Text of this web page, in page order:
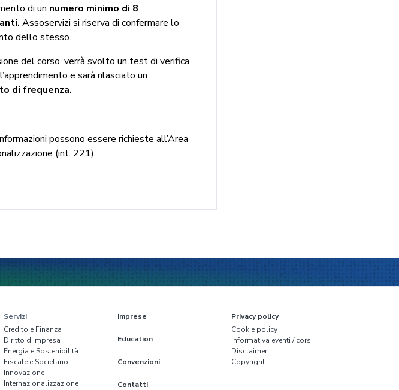
di un numero minimo di 8
Assoservizi si riserva di confermare lo
dello stesso.
del corso, verrà svolto un test di verifica
e sarà rilasciato un
di frequenza.
possono essere richieste all’Area
(int. 221).
Servizi
Credito e Finanza
Diritto d'impresa
Energia e Sostenibilità
Fiscale e Societario
Innovazione
Internazionalizzazione
Imprese
Education
Convenzioni
Contatti
Privacy policy
Cookie policy
Informativa eventi / corsi
Disclaimer
Copyright